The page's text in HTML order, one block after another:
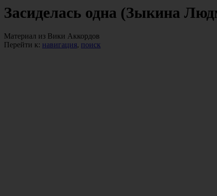
Засиделась одна (Зыкина
Материал из Вики Аккордов
Перейти к: навигация, поиск